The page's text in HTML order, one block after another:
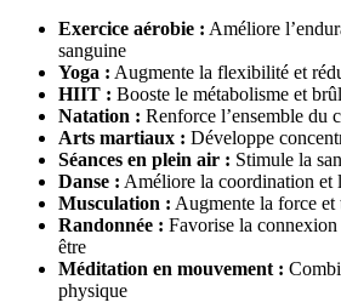
Exercice aérobie : Améliore
sanguine
Yoga : Augmente la flexibilité et
HIIT : Booste le métabolisme et
Natation : Renforce l’ensemble du
Arts martiaux : Développe
Séances en plein air : Stimule la
Danse : Améliore la coordination et
Musculation : Augmente la force
Randonnée : Favorise la
être
Méditation en mouvement :
physique